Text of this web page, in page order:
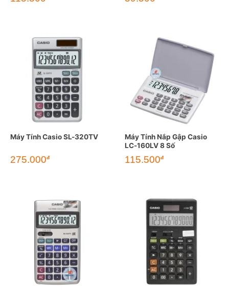
Máy Tính Casio SL-320TV
275.000đ
Máy Tính Nắp Gập Casio
LC-160LV 8 Số
115.500đ